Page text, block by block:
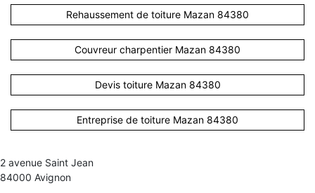
Rehaussement de toiture Mazan 84380
Couvreur charpentier Mazan 84380
Devis toiture Mazan 84380
Entreprise de toiture Mazan 84380
2 avenue Saint Jean
84000 Avignon